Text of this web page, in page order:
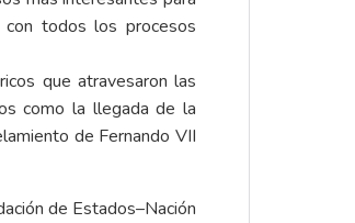
todos los procesos
que atravesaron las
como la llegada de la
de Fernando VII
de Estados–Nación